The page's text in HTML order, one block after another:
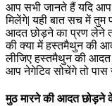
आप सभी जानते हैं यदि आप
मिलेंगे| यही बात सच में तुम
आदत छोड़ने का प्रण लेने
की क्या में हस्तमैथुन की
लीजिए हस्तमैथुन की
आप नेगेटिव सोचेंगे तो पास
मुठ मारने की आदत छोड़ने